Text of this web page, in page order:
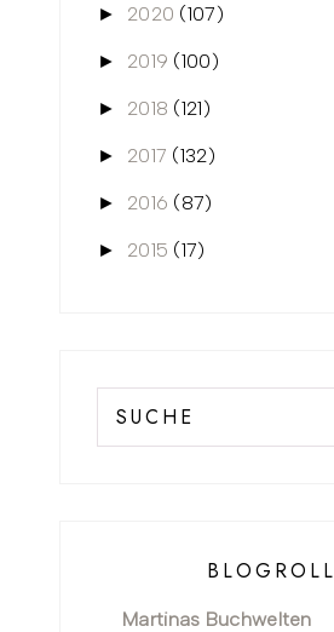
► 2020 (107)
► 2019 (100)
► 2018 (121)
► 2017 (132)
► 2016 (87)
► 2015 (17)
BLOGROLL
Martinas Buchwelten